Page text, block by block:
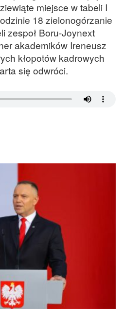
miejsce w tabeli I
18 zielonogórzanie
zespoł Boru-Joynext
akademików Ireneusz
kłopotów kadrowych
się odwróci.